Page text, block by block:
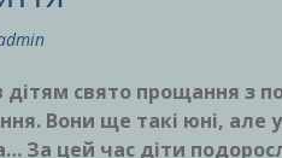
дітям свято прощання
Вони ще такі юні,
За цей час діти